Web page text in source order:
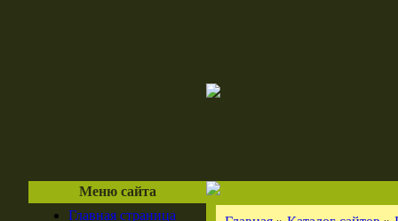
Меню сайта
Главная страница